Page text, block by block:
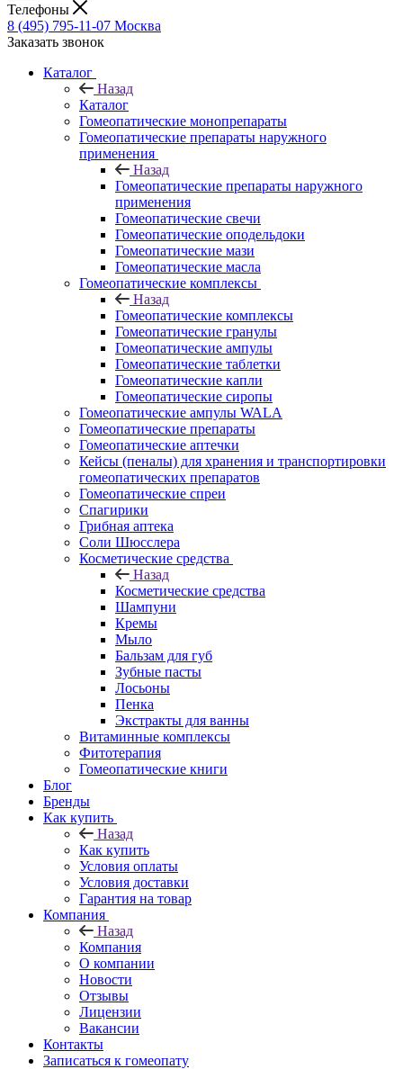
Телефоны
8 (495) 795-11-07 Москва
Заказать звонок
Каталог
Назад
Каталог
Гомеопатические монопрепараты
Гомеопатические препараты наружного
применения
Назад
Гомеопатические препараты наружного
применения
Гомеопатические свечи
Гомеопатические оподельдоки
Гомеопатические мази
Гомеопатические масла
Гомеопатические комплексы
Назад
Гомеопатические комплексы
Гомеопатические гранулы
Гомеопатические ампулы
Гомеопатические таблетки
Гомеопатические капли
Гомеопатические сиропы
Гомеопатические ампулы WALA
Гомеопатические препараты
Гомеопатические аптечки
Кейсы (пеналы) для хранения и транспортировки
гомеопатических препаратов
Гомеопатические спреи
Спагирики
Грибная аптека
Соли Шюсслера
Косметические средства
Назад
Косметические средства
Шампуни
Кремы
Мыло
Бальзам для губ
Зубные пасты
Лосьоны
Пенка
Экстракты для ванны
Витаминные комплексы
Фитотерапия
Гомеопатические книги
Блог
Бренды
Как купить
Назад
Как купить
Условия оплаты
Условия доставки
Гарантия на товар
Компания
Назад
Компания
О компании
Новости
Отзывы
Лицензии
Вакансии
Контакты
Записаться к гомеопату